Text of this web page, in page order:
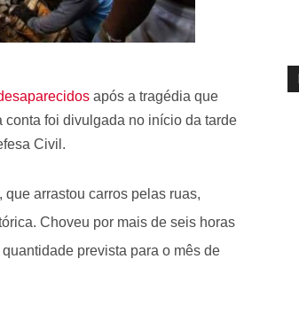
após a tragédia que
conta foi divulgada no início da tarde
Civil.
que arrastou carros pelas ruas,
Choveu por mais de seis horas
prevista para o mês de